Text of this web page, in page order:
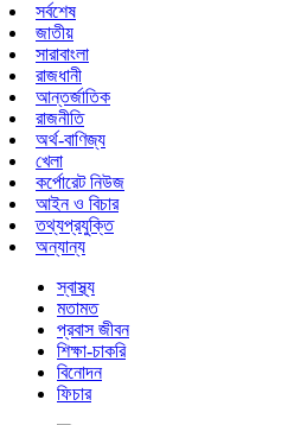
সর্বশেষ
জাতীয়
সারাবাংলা
রাজধানী
আন্তর্জাতিক
রাজনীতি
অর্থ-বাণিজ্য
খেলা
কর্পোরেট নিউজ
আইন ও বিচার
তথ্যপ্রযুক্তি
অন্যান্য
স্বাস্থ্য
মতামত
প্রবাস জীবন
শিক্ষা-চাকরি
বিনোদন
ফিচার